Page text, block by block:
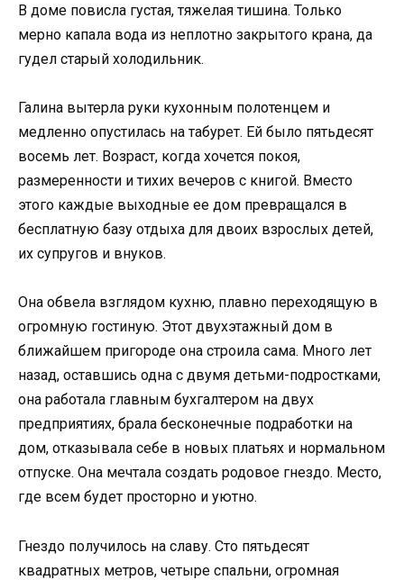
В доме повисла густая, тяжелая тишина. Только
мерно капала вода из неплотно закрытого крана, да
гудел старый холодильник.
Галина вытерла руки кухонным полотенцем и
медленно опустилась на табурет. Ей было пятьдесят
восемь лет. Возраст, когда хочется покоя,
размеренности и тихих вечеров с книгой. Вместо
этого каждые выходные ее дом превращался в
бесплатную базу отдыха для двоих взрослых детей,
их супругов и внуков.
Она обвела взглядом кухню, плавно переходящую в
огромную гостиную. Этот двухэтажный дом в
ближайшем пригороде она строила сама. Много лет
назад, оставшись одна с двумя детьми-подростками,
она работала главным бухгалтером на двух
предприятиях, брала бесконечные подработки на
дом, отказывала себе в новых платьях и нормальном
отпуске. Она мечтала создать родовое гнездо. Место,
где всем будет просторно и уютно.
Гнездо получилось на славу. Сто пятьдесят
квадратных метров, четыре спальни, огромная